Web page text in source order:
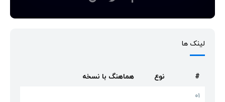
لینک ها
# نوع هماهنگ با نسخه
01